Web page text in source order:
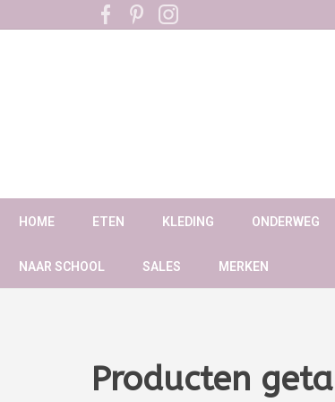
HOME ETEN KLEDING ONDERWEG
NAAR SCHOOL SALES MERKEN
Producten